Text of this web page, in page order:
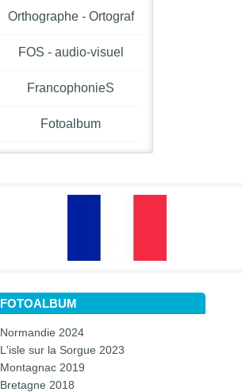
Orthographe - Ortograf
FOS - audio-visuel
FrancophonieS
Fotoalbum
FOTOALBUM
Normandie 2024
L'isle sur la Sorgue 2023
Montagnac 2019
Bretagne 2018